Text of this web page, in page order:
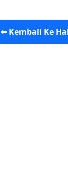
⬅️ Kembali Ke